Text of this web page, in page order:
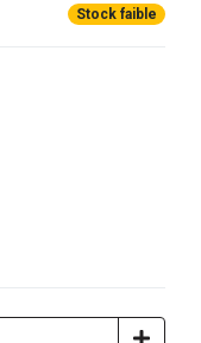
Stock faible